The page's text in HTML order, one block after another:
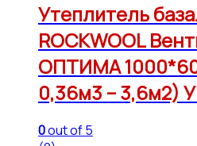
Утеплитель
ROCKWOOL
ОПТИМА
0,36м3 – 3,6м2)
0out of 5